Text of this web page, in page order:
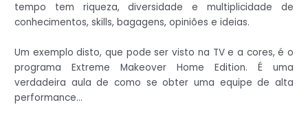
tempo tem riqueza, diversidade e multiplicidade de
conhecimentos, skills, bagagens, opiniões e ideias.
Um exemplo disto, que pode ser visto na TV e a cores, é o
programa Extreme Makeover Home Edition. É uma
verdadeira aula de como se obter uma equipe de alta
performance…